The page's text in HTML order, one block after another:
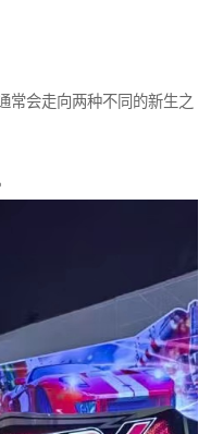
常会走向两种不同的新生之